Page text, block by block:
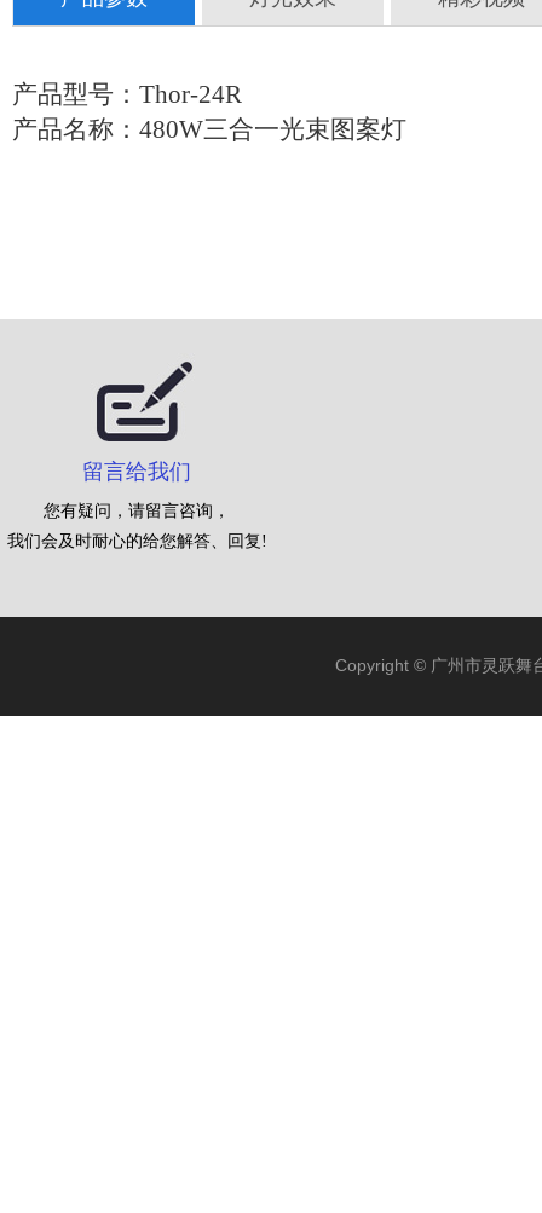
产品型号：Thor-24R
产品名称：480W三合一光束图案灯
留言给我们
您有疑问，请留言咨询，
我们会及时耐心的给您解答、回复!
Copyright © 广州市灵跃